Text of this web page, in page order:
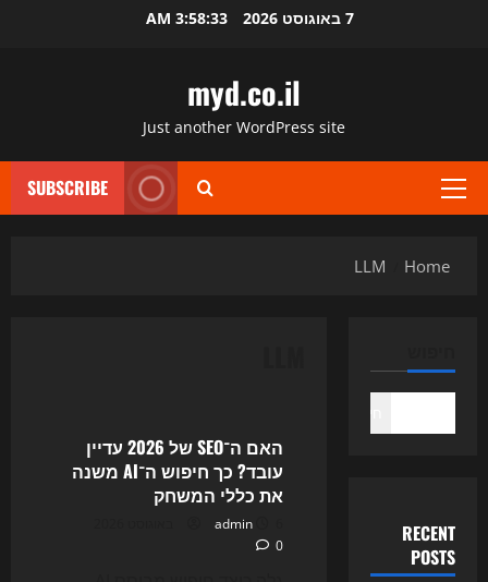
7 באוגוסט 2026 3:58:33 AM
myd.co.il
Just another WordPress site
Primary
SUBSCRIBE
Home
LLM
האם ה־SEO של 2026 עדיין
עובד? כך חיפוש ה־AI משנה
את כללי המשחק
admin
0
RECENT
POSTS